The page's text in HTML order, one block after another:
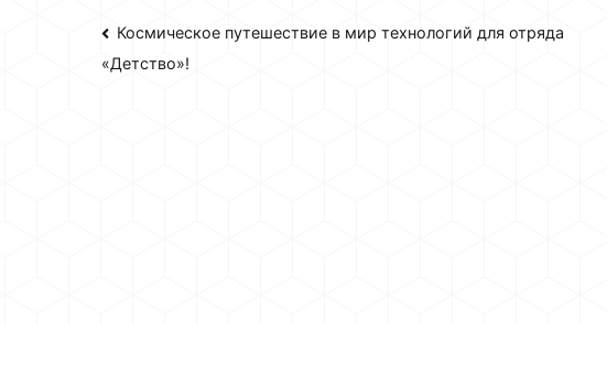
Навигация
по
Космическое путешествие в мир технологий для отряда
«Детство»!